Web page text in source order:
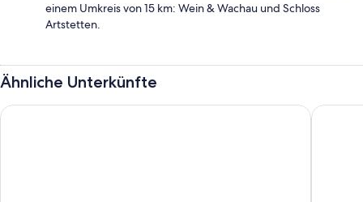
einem Umkreis von 15 km: Wein & Wachau und Schloss
Artstetten.
Ähnliche Unterkünfte
Best Western Hotel Spinnerei Linz Hotel